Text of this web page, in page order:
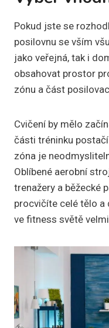
Pokud jste se
posilovnu se vším
jako veřejná, tak i
obsahovat prostor
zónu a část
Cvičení by mělo
části tréninku
zóna je
Oblíbené aerobní
trenažery a běžecké
procvičíte celé tělo
ve fitness světě